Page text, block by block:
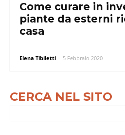
Come curare in
piante da esterni
casa
Elena Tibiletti - 5 Febbraio 2020
CERCA NEL SITO